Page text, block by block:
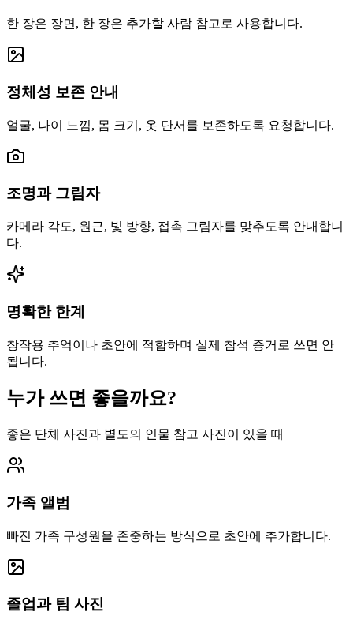
한 장은 장면, 한 장은 추가할 사람 참고로 사용합니다.
정체성 보존 안내
얼굴, 나이 느낌, 몸 크기, 옷 단서를 보존하도록 요청합니다.
조명과 그림자
카메라 각도, 원근, 빛 방향, 접촉 그림자를 맞추도록 안내합니
다.
명확한 한계
창작용 추억이나 초안에 적합하며 실제 참석 증거로 쓰면 안
됩니다.
누가 쓰면 좋을까요?
좋은 단체 사진과 별도의 인물 참고 사진이 있을 때
가족 앨범
빠진 가족 구성원을 존중하는 방식으로 초안에 추가합니다.
졸업과 팀 사진